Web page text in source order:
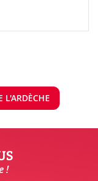
L'ARDÈCHE
!